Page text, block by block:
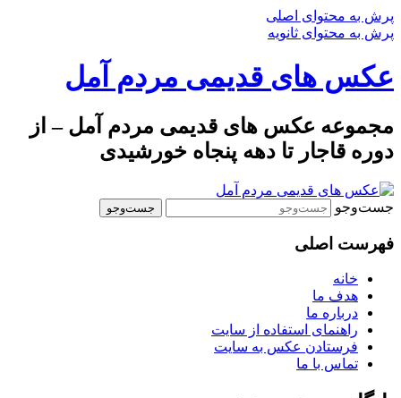
پرش به محتوای اصلی
پرش به محتوای ثانویه
عکس های قدیمی مردم آمل
مجموعه عکس های قدیمی مردم آمل – از
دوره قاجار تا دهه پنجاه خورشیدی
جست‌وجو
فهرست اصلی
خانه
هدف ما
درباره ما
راهنمای استفاده از سایت
فرستادن عکس به سایت
تماس با ما